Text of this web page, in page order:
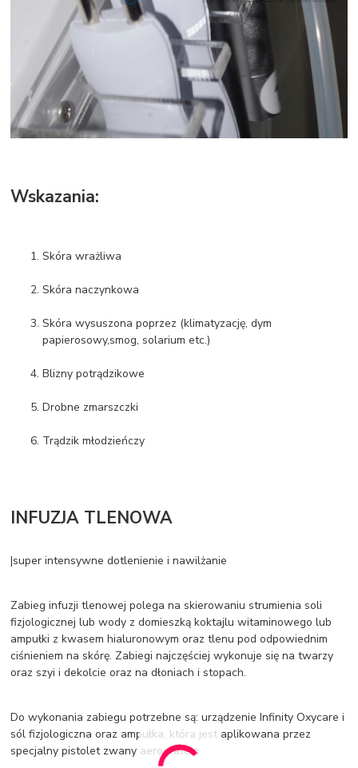
Wskazania:
Skóra wrażliwa
Skóra naczynkowa
Skóra wysuszona poprzez (klimatyzację, dym
papierosowy,smog, solarium etc.)
Blizny potrądzikowe
Drobne zmarszczki
Trądzik młodzieńczy
INFUZJA TLENOWA
|super intensywne dotlenienie i nawilżanie
Zabieg infuzji tlenowej polega na skierowaniu strumienia soli
fizjologicznej lub wody z domieszką koktajlu witaminowego lub
ampułki z kwasem hialuronowym oraz tlenu pod odpowiednim
ciśnieniem na skórę. Zabiegi najczęściej wykonuje się na twarzy
oraz szyi i dekolcie oraz na dłoniach i stopach.
Do wykonania zabiegu potrzebne są: urządzenie Infinity Oxycare i
sól fizjologiczna oraz ampułka, która jest aplikowana przez
specjalny pistolet zwany aerografem.